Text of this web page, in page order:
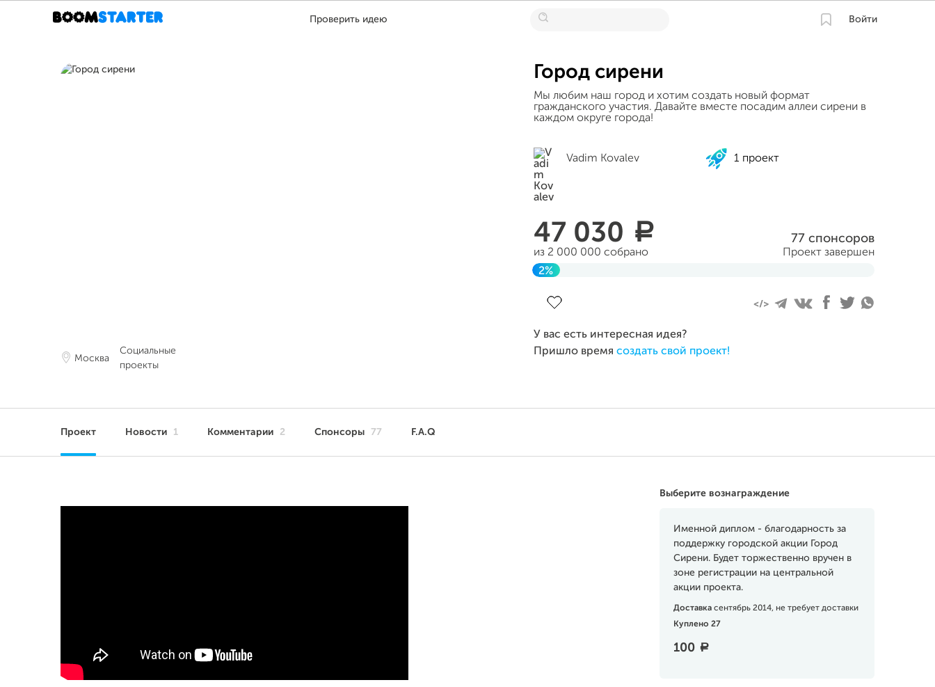
Проверить идею Войти
Москва
Социальные
проекты
Город сирени
Мы любим наш город и хотим создать новый формат
гражданского участия. Давайте вместе посадим аллеи сирени в
каждом округе города!
Vadim Kovalev 1 проект
47 030 a
из 2 000 000 собрано
77 спонсоров
Проект завершен
2%
У вас есть интересная идея?
Пришло время создать свой проект!
Проект Новости 1 Комментарии 2 Спонсоры 77 F.A.Q
Выберите вознаграждение
Именной диплом - благодарность за
поддержку городской акции Город
Сирени. Будет торжественно вручен в
зоне регистрации на центральной
акции проекта.
Доставка сентябрь 2014, не требует доставки
Куплено 27
100 a